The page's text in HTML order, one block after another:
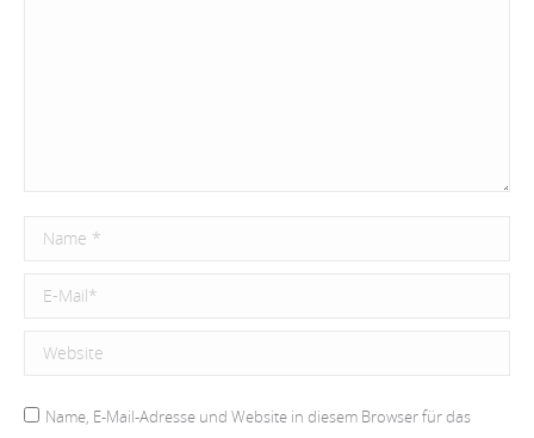
Name *
E-Mail *
Website
Name, E-Mail-Adresse und Website in diesem Browser für das